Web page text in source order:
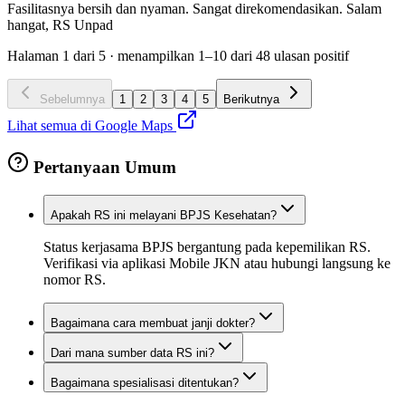
Fasilitasnya bersih dan nyaman. Sangat direkomendasikan. Salam
hangat, RS Unpad
Halaman 1 dari 5 · menampilkan 1–10 dari 48 ulasan positif
Sebelumnya 1 2 3 4 5 Berikutnya
Lihat semua di Google Maps
Pertanyaan Umum
Apakah RS ini melayani BPJS Kesehatan?
Status kerjasama BPJS bergantung pada kepemilikan RS.
Verifikasi via aplikasi Mobile JKN atau hubungi langsung ke
nomor RS.
Bagaimana cara membuat janji dokter?
Dari mana sumber data RS ini?
Bagaimana spesialisasi ditentukan?